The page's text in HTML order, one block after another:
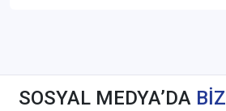
SOSYAL MEDYA’DA